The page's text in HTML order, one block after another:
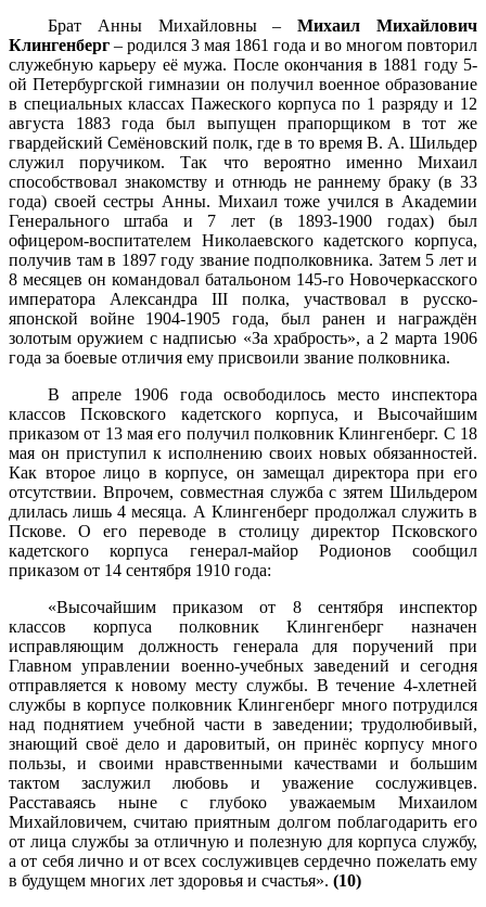
Брат Анны Михайловны –Михаил Михайлович
Клингенберг – родился 3 мая 1861 года и во многом повторил
служебную карьеру её мужа. После окончания в 1881 году 5-
ой Петербургской гимназии он получил военное образование
в специальных классах Пажеского корпуса по 1 разряду и 12
августа 1883 года был выпущен прапорщиком в тот же
гвардейский Семёновский полк, где в то время В. А. Шильдер
служил поручиком. Так что вероятно именно Михаил
способствовал знакомству и отнюдь не раннему браку (в 33
года) своей сестры Анны. Михаил тоже учился в Академии
Генерального штаба и 7 лет (в 1893-1900 годах) был
офицером-воспитателем Николаевского кадетского корпуса,
получив там в 1897 году звание подполковника. Затем 5 лет и
8 месяцев он командовал батальоном 145-го Новочеркасского
императора Александра III полка, участвовал в русско-
японской войне 1904-1905 года, был ранен и награждён
золотым оружием с надписью «За храбрость», а 2 марта 1906
года за боевые отличия ему присвоили звание полковника.
В апреле 1906 года освободилось место инспектора
классов Псковского кадетского корпуса, и Высочайшим
приказом от 13 мая его получил полковник Клингенберг. С 18
мая он приступил к исполнению своих новых обязанностей.
Как второе лицо в корпусе, он замещал директора при его
отсутствии. Впрочем, совместная служба с зятем Шильдером
длилась лишь 4 месяца. А Клингенберг продолжал служить в
Пскове. О его переводе в столицу директор Псковского
кадетского корпуса генерал-майор Родионов сообщил
приказом от 14 сентября 1910 года:
«Высочайшим приказом от 8 сентября инспектор
классов корпуса полковник Клингенберг назначен
исправляющим должность генерала для поручений при
Главном управлении военно-учебных заведений и сегодня
отправляется к новому месту службы. В течение 4-хлетней
службы в корпусе полковник Клингенберг много потрудился
над поднятием учебной части в заведении; трудолюбивый,
знающий своё дело и даровитый, он принёс корпусу много
пользы, и своими нравственными качествами и большим
тактом заслужил любовь и уважение сослуживцев.
Расставаясь ныне с глубоко уважаемым Михаилом
Михайловичем, считаю приятным долгом поблагодарить его
от лица службы за отличную и полезную для корпуса службу,
а от себя лично и от всех сослуживцев сердечно пожелать ему
в будущем многих лет здоровья и счастья». (10)